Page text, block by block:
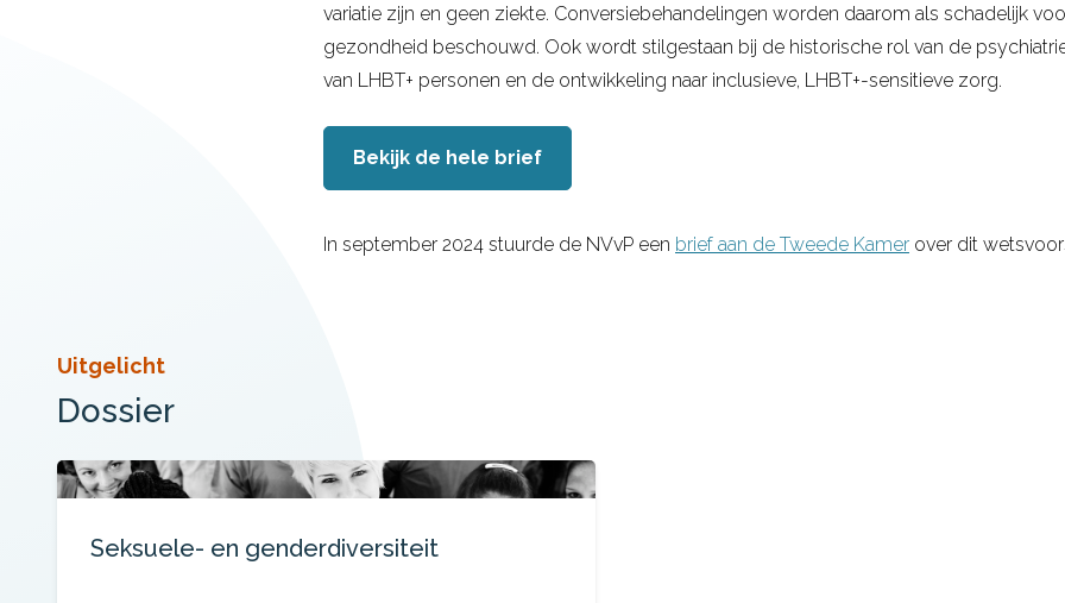
variatie zijn en geen ziekte. Conversiebehandelingen worden daarom als schadelijk
gezondheid beschouwd. Ook wordt stilgestaan bij de historische rol van de
van LHBT+ personen en de ontwikkeling naar inclusieve, LHBT+-sensitieve zorg.
Bekijk de hele brief
In september 2024 stuurde de NVvP een brief aan de Tweede Kamer over dit
Uitgelicht
Dossier
Seksuele- en genderdiversiteit